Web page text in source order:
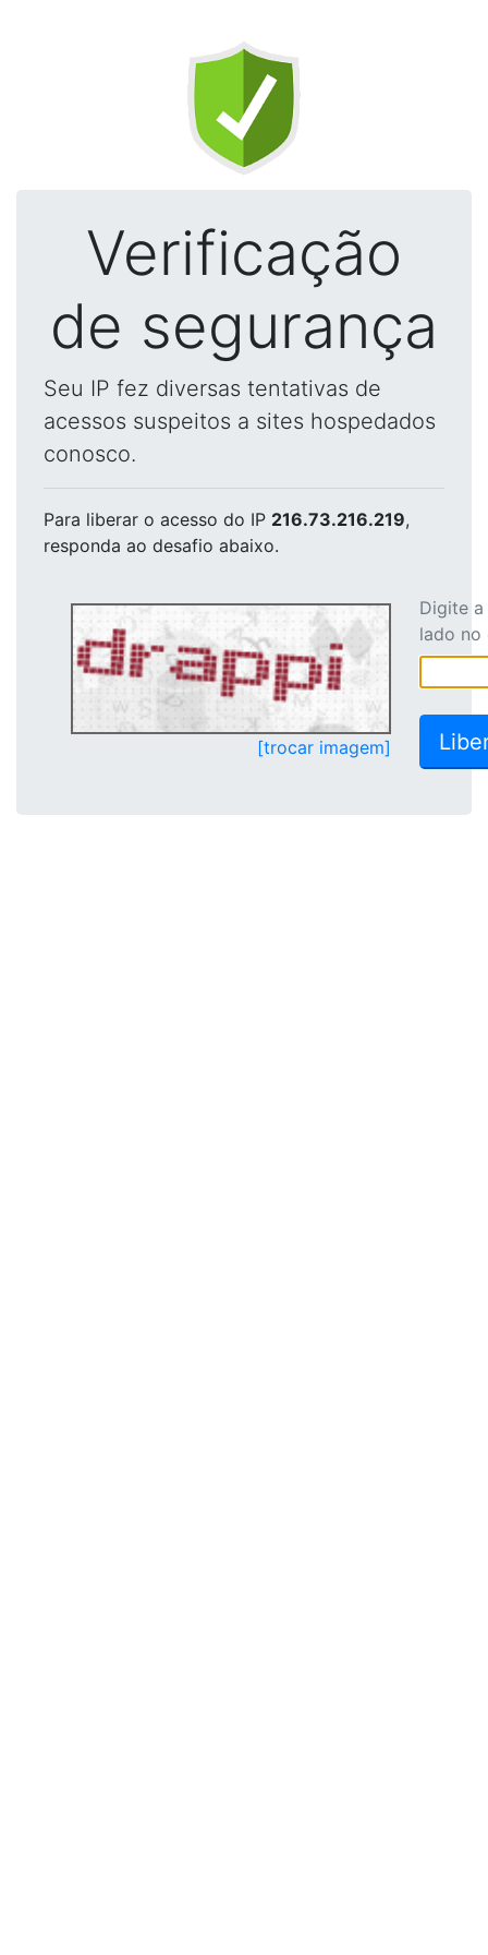
Verificação
de segurança
Seu IP fez diversas tentativas de
acessos suspeitos a sites hospedados
conosco.
Para liberar o acesso do IP 216.73.216.219,
responda ao desafio abaixo.
[trocar imagem]
Digite
lado no